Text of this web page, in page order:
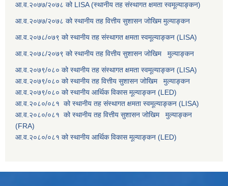
आ.व.२०७७/२०७८ को LISA (स्थानीय तह संस्थागत क्षमता स्वमूल्याङ्कन)
आ.व.२०७७/२०७८ को स्थानीय तह वित्तीय सुशासन जोखिम मुल्याङ्कन
आ.व.२०७८/०७९ को स्थानीय तह संस्थागत क्षमता स्वमूल्याङ्कन (LISA)
आ.व.२०७८/२०७९ को स्थानीय तह वित्तीय सुशासन जोखिम मुल्याङ्कन
आ.व.२०७९/०८० को स्थानीय तह संस्थागत क्षमता स्वमूल्याङ्कन (LISA)
आ.व.२०७९/०८० को स्थानीय तह वित्तीय सुशासन जोखिम मुल्याङ्कन
आ.व.२०७९/०८० को स्थानीय आर्थिक विकास मूल्याङ्कन (LED)
आ.व.२०८०/०८१ को स्थानीय तह संस्थागत क्षमता स्वमूल्याङ्कन (LISA)
आ.व.२०८०/०८१ को स्थानीय तह वित्तीय सुशासन जोखिम मुल्याङ्कन
(FRA)
आ.व.२०८०/०८१ को स्थानीय आर्थिक विकास मूल्याङ्कन (LED)